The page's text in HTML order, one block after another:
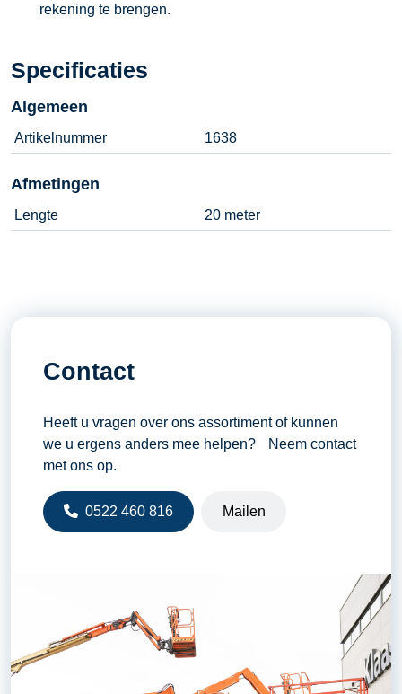
rekening te brengen.
Specificaties
Algemeen
Artikelnummer 1638
Afmetingen
Lengte 20 meter
Contact
Heeft u vragen over ons assortiment of kunnen
we u ergens anders mee helpen? Neem contact
met ons op.
0522 460 816 Mailen